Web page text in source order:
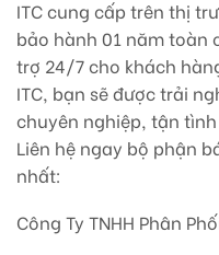
ITC cung cấp trên thị
bảo hành 01 năm toàn
trợ 24/7 cho khách
ITC, bạn sẽ được trải
chuyên nghiệp, tận
Liên hệ ngay bộ phận
nhất:
Công Ty TNHH Phân